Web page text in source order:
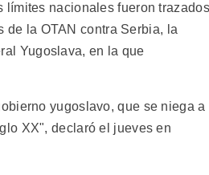
límites nacionales fueron trazados
de la OTAN contra Serbia, la
Yugoslava, en la que
yugoslavo, que se niega a
XX", declaró el jueves en